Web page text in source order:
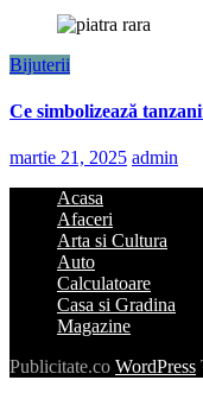
Bijuterii
Ce simbolizează
martie 21, 2025 admin
Acasa
Afaceri
Arta si Cultura
Auto
Calculatoare
Casa si Gradina
Magazine
Publicitate.co WordPress